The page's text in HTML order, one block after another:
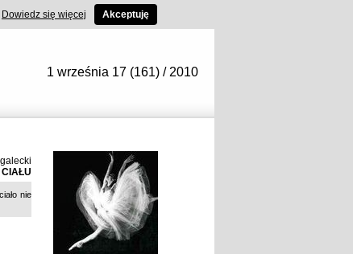
1 września 17 (161) / 2010
nie
Dowiedz się więcej Akceptuję